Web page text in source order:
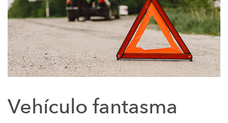
AMIANTO Y MESOTELIOMA
MEDICAMENTOS RECETADOS PELIGROSOS
DISPOSITIVOS MÉDICOS DEFECTUOSOS
MIEMBROS DE LA FAMILIA
ABILIFY
BAIR HUGGER
ANTIBIÓTICOS DE FLUOROQUINOLONAS (FLQ)
Vehículo fantasma